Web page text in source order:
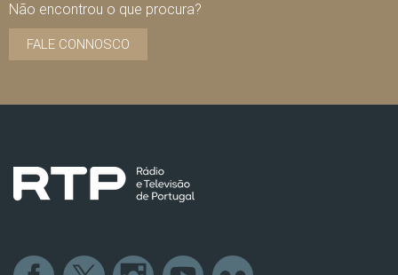
Não encontrou o que procura?
FALE CONNOSCO